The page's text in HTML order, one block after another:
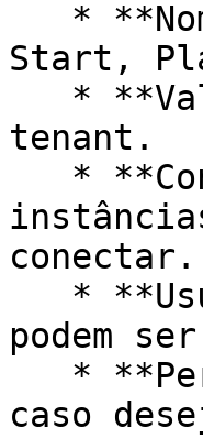
Start,
tenant.
conectar.
podem
caso